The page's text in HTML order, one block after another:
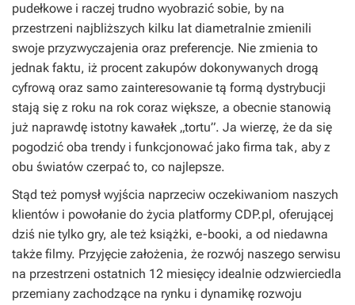
pudełkowe i raczej trudno wyobrazić sobie, by na
przestrzeni najbliższych kilku lat diametralnie zmienili
swoje przyzwyczajenia oraz preferencje. Nie zmienia to
jednak faktu, iż procent zakupów dokonywanych drogą
cyfrową oraz samo zainteresowanie tą formą dystrybucji
stają się z roku na rok coraz większe, a obecnie stanowią
już naprawdę istotny kawałek „tortu”. Ja wierzę, że da się
pogodzić oba trendy i funkcjonować jako firma tak, aby z
obu światów czerpać to, co najlepsze.
Stąd też pomysł wyjścia naprzeciw oczekiwaniom naszych
klientów i powołanie do życia platformy CDP.pl, oferującej
dziś nie tylko gry, ale też książki, e-booki, a od niedawna
także filmy. Przyjęcie założenia, że rozwój naszego serwisu
na przestrzeni ostatnich 12 miesięcy idealnie odzwierciedla
przemiany zachodzące na rynku i dynamikę rozwoju